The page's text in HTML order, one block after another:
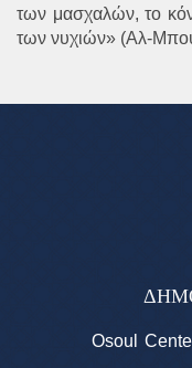
των μασχαλών, το
των νυχιών» (Αλ-
Osoul